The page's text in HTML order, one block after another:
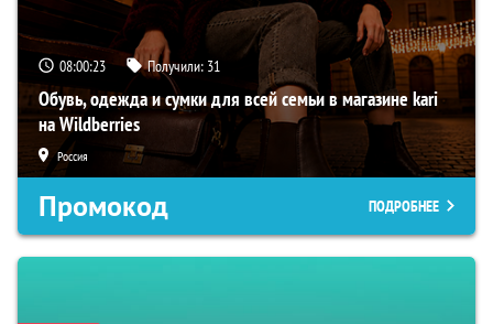
08:00:23 Получили: 31
Обувь, одежда и сумки для всей семьи в магазине kari
на Wildberries
Россия
Промокод ПОДРОБНЕЕ